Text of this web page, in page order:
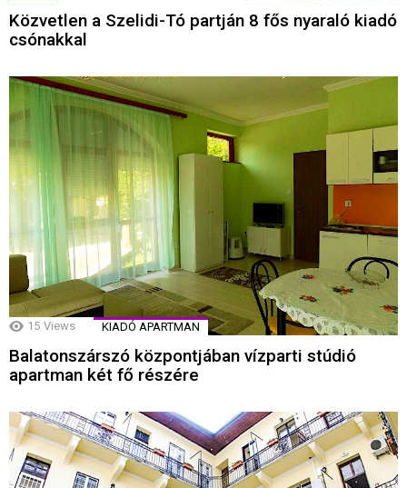
Közvetlen a Szelidi-Tó partján 8 fős nyaraló kiadó
csónakkal
15 Views KIADÓ APARTMAN
Balatonszárszó központjában vízparti stúdió
apartman két fő részére